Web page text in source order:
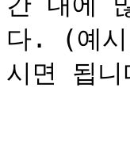
다. (예시
시면 됩